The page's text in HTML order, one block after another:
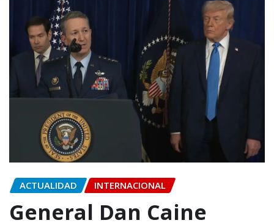
ACTUALIDAD INTERNACIONAL
General Dan Caine